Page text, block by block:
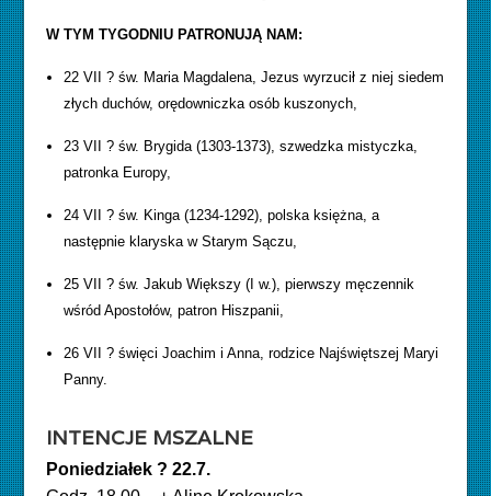
W TYM TYGODNIU PATRONUJĄ NAM:
22 VII
? św. Maria Magdalena, Jezus wyrzucił z niej siedem
złych duchów, orędowniczka osób kuszonych,
23 VII ? św. Brygida (1303-1373), szwedzka mistyczka,
patronka Europy,
24 VII ? św. Kinga (1234-1292), polska księżna, a
następnie klaryska w Starym Sączu,
25 VII ? św. Jakub Większy (I w.), pierwszy męczennik
wśród Apostołów, patron Hiszpanii,
26 VII ? święci Joachim i Anna, rodzice Najświętszej Maryi
Panny.
INTENCJE MSZALNE
Poniedziałek ? 22.7.